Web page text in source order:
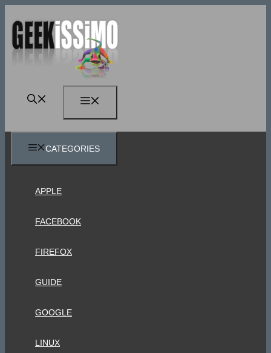
contenuto
CATEGORIES
APPLE
FACEBOOK
FIREFOX
GUIDE
GOOGLE
LINUX